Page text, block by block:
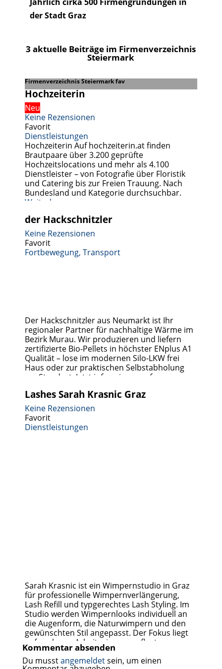
der Stadt Graz
3 aktuelle Beiträge im Firmenverzeichnis
Steiermark
Firmenverzeichnis Steiermark fav
Hochzeiterin
Neu
Keine Rezensionen
Favorit
Dienstleistungen
Hochzeiterin Auf hochzeiterin.at finden
Brautpaare über 3.200 geprüfte
Hochzeitslocations und mehr als 4.100
Dienstleister – von Fotografie über Floristik
und Catering bis zur Freien Trauung. Nach
Bundesland und Kategorie durchsuchbar.
Weiterlesen …
der Hackschnitzler
Keine Rezensionen
Favorit
Fortbewegung, Transport
Der Hackschnitzler aus Neumarkt ist Ihr
regionaler Partner für nachhaltige Wärme im
Bezirk Murau. Wir produzieren und liefern
zertifizierte Bio-Pellets in höchster ENplus A1
Qualität – lose im modernen Silo-LKW frei
Haus oder zur praktischen Selbstabholung
am Standort. Jetzt informieren auf
Hackschnitzler – Nachhaltige Bio-Pellets aus
der Region Murau Willkommen beim
Hackschnitzler in Neumarkt in der Steiermark!
SeitWeiterlesen …
Lashes Sarah Krasnic Graz
Keine Rezensionen
Favorit
Dienstleistungen
Sarah Krasnic ist ein Wimpernstudio in Graz
für professionelle Wimpernverlängerung,
Lash Refill und typgerechtes Lash Styling. Im
Studio werden Wimpernlooks individuell an
die Augenform, die Naturwimpern und den
gewünschten Stil angepasst. Der Fokus liegt
auf sauberer Arbeit, einem gepflegten
Ergebnis und einer angenehmen Behandlung.
Kundinnen können zwischen natürlichen
Kommentar absenden
Du musstangemeldetsein, um einen